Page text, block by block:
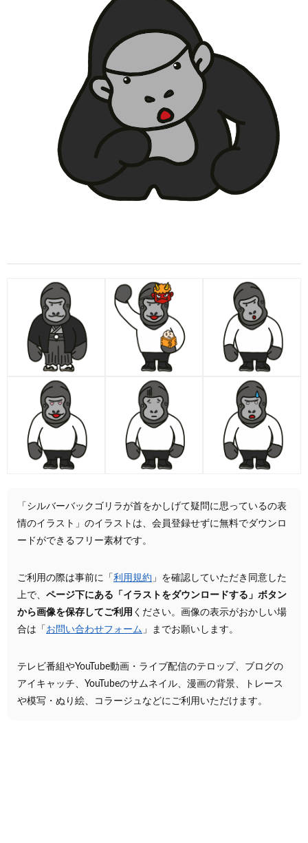
「シルバーバックゴリラが首をかしげて疑問に思っているの表
情のイラスト」のイラストは、会員登録せずに無料でダウンロ
ードができるフリー素材です。
ご利用の際は事前に「 利用規約 」を確認していただき同意した
上で、 ページ下にある「イラストをダウンロードする」ボタン
から画像を保存してご利用 ください。画像の表示がおかしい場
合は「 お問い合わせフォーム 」までお願いします。
テレビ番組やYouTube動画・ライブ配信のテロップ、ブログの
アイキャッチ、YouTubeのサムネイル、漫画の背景、トレース
や模写・ぬり絵、コラージュなどにご利用いただけます。